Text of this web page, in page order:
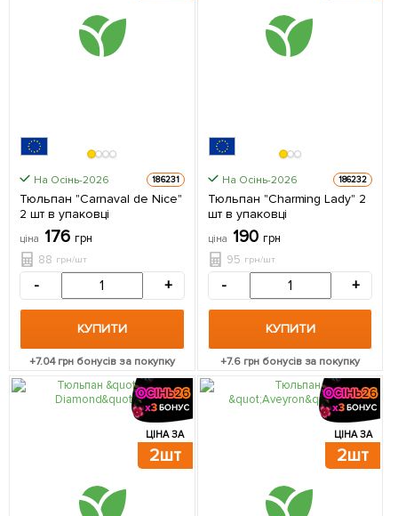
На Осінь-2026 186231
Тюльпан "Carnaval de Nice"
2 шт в упаковці
ціна 176 грн
88 грн/шт
- +
КУПИТИ
+7.04грн бонусів за покупку
На Осінь-2026 186232
Тюльпан "Charming Lady" 2
шт в упаковці
ціна 190 грн
95 грн/шт
- +
КУПИТИ
+7.6грн бонусів за покупку
ЦІНА ЗА
2шт
ЦІНА ЗА
2шт